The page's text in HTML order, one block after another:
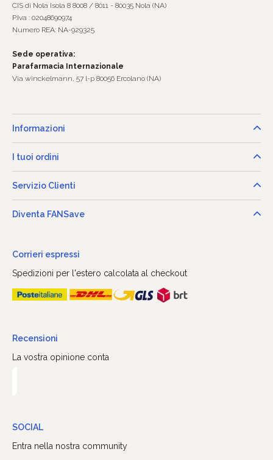
CIS di Nola Isola 8 8008 / 8011 - 80035 Nola (NA)
P.Iva : 02048690974
Numero REA: NA-929325
Sede operativa:
Parafarmacia Internazionale
Via winckelmann, 57 l-p 80056 Ercolano (NA)
Informazioni
I tuoi ordini
Servizio Clienti
Diventa FANSave
Corrieri espressi
Spedizioni per l'estero calcolata al checkout
Recensioni
La vostra opinione conta
SOCIAL
Entra nella nostra community